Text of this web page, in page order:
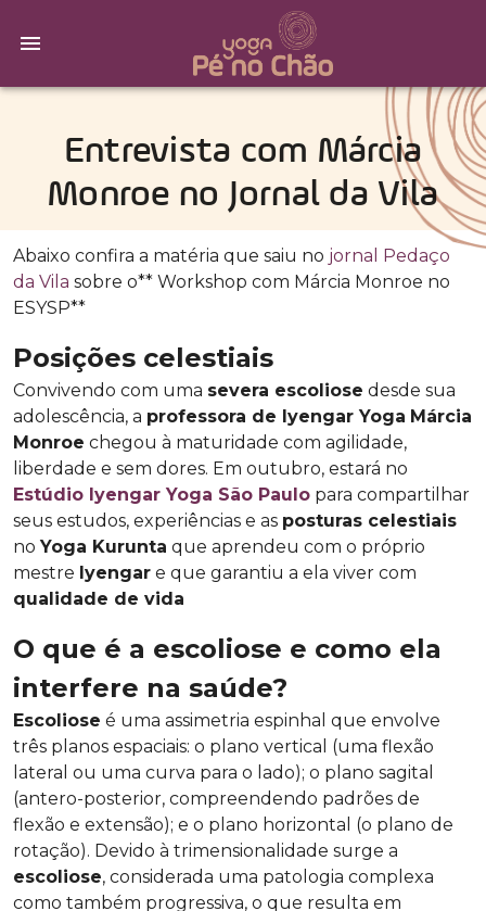
Entrevista com Márcia
Monroe no Jornal da Vila
Abaixo confira a matéria que saiu no jornal Pedaço
da Vila sobre o** Workshop com Márcia Monroe no
ESYSP**
Posições celestiais
Convivendo com uma severa escoliose desde sua
adolescência, a professora de Iyengar Yoga Márcia
Monroe chegou à maturidade com agilidade,
liberdade e sem dores. Em outubro, estará no
Estúdio Iyengar Yoga São Paulo para compartilhar
seus estudos, experiências e as posturas celestiais
no Yoga Kurunta que aprendeu com o próprio
mestre Iyengar e que garantiu a ela viver com
qualidade de vida
O que é a escoliose e como ela
interfere na saúde?
Escoliose é uma assimetria espinhal que envolve
três planos espaciais: o plano vertical (uma flexão
lateral ou uma curva para o lado); o plano sagital
(antero-posterior, compreendendo padrões de
flexão e extensão); e o plano horizontal (o plano de
rotação). Devido à trimensionalidade surge a
escoliose, considerada uma patologia complexa
como também progressiva, o que resulta em